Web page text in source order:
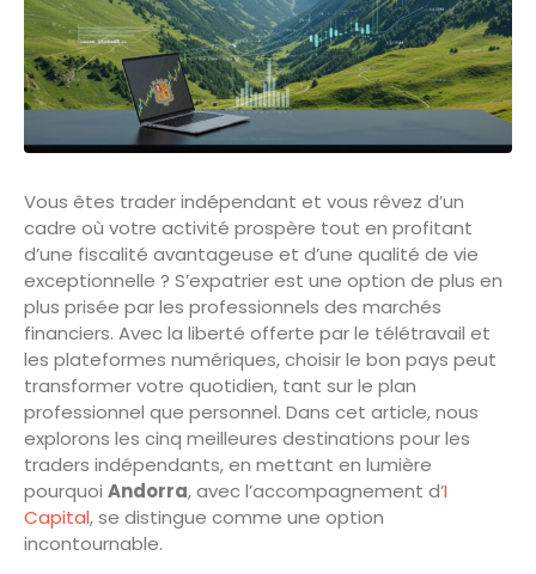
Vous êtes trader indépendant et vous rêvez d’un
cadre où votre activité prospère tout en profitant
d’une fiscalité avantageuse et d’une qualité de vie
exceptionnelle ? S’expatrier est une option de plus en
plus prisée par les professionnels des marchés
financiers. Avec la liberté offerte par le télétravail et
les plateformes numériques, choisir le bon pays peut
transformer votre quotidien, tant sur le plan
professionnel que personnel. Dans cet article, nous
explorons les cinq meilleures destinations pour les
traders indépendants, en mettant en lumière
pourquoi Andorra, avec l’accompagnement d’I
Capital, se distingue comme une option
incontournable.